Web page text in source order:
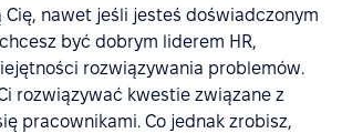
Cię, nawet jeśli jesteś doświadczonym
być dobrym liderem HR,
rozwiązywania problemów.
rozwiązywać kwestie związane z
pracownikami. Co jednak zrobisz,